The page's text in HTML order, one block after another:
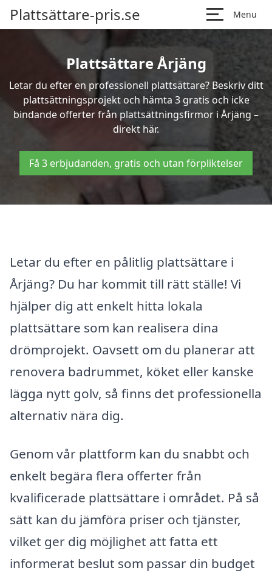
Plattsättare-pris.se Menu
Plattsättare Årjäng
Letar du efter en professionell plattsättare? Beskriv ditt
plattsättningsprojekt och hämta 3 gratis och icke
bindande offerter från plattsättningsfirmor i Årjäng –
direkt här.
Få 3 erbjudanden, gratis och utan förpliktelser
Letar du efter en pålitlig plattsättare i
Årjäng? Du har kommit till rätt ställe! Vi
hjälper dig att enkelt hitta lokala
plattsättare som kan realisera dina
drömprojekt. Oavsett om du planerar att
renovera badrummet, köket eller kanske
lägga nytt golv, så finns det professionella
alternativ nära dig.
Genom vår plattform kan du snabbt och
enkelt begära flera offerter från
kvalificerade plattsättare i området. På så
sätt kan du jämföra priser och tjänster,
vilket ger dig möjlighet att fatta ett
informerat beslut som passar din budget